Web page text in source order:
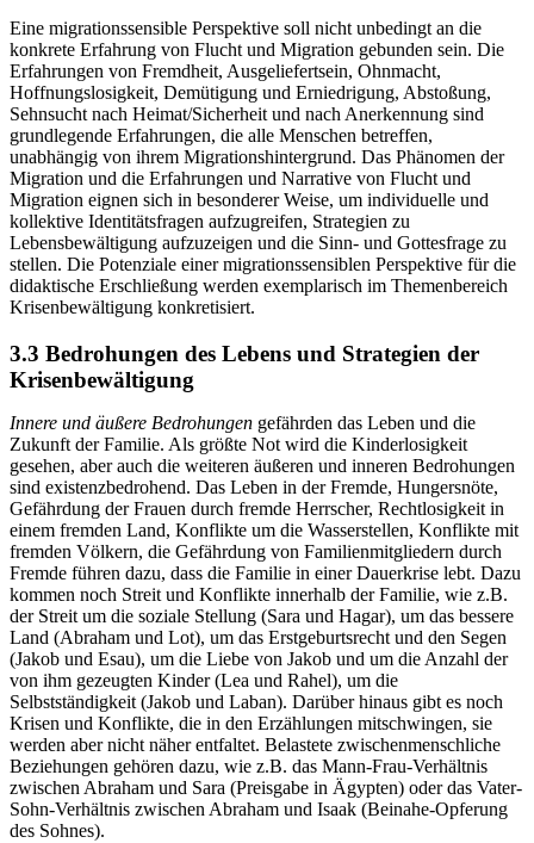
Eine migrationssensible Perspektive soll nicht unbedingt an die
konkrete Erfahrung von Flucht und Migration gebunden sein. Die
Erfahrungen von Fremdheit, Ausgeliefertsein, Ohnmacht,
Hoffnungslosigkeit, Demütigung und Erniedrigung, Abstoßung,
Sehnsucht nach Heimat/Sicherheit und nach Anerkennung sind
grundlegende Erfahrungen, die alle Menschen betreffen,
unabhängig von ihrem Migrationshintergrund. Das Phänomen der
Migration und die Erfahrungen und Narrative von Flucht und
Migration eignen sich in besonderer Weise, um individuelle und
kollektive Identitätsfragen aufzugreifen, Strategien zu
Lebensbewältigung aufzuzeigen und die Sinn- und Gottesfrage zu
stellen. Die Potenziale einer migrationssensiblen Perspektive für die
didaktische Erschließung werden exemplarisch im Themenbereich
Krisenbewältigung konkretisiert.
3.3 Bedrohungen des Lebens und Strategien der
Krisenbewältigung
Innere und äußere Bedrohungen gefährden das Leben und die
Zukunft der Familie. Als größte Not wird die Kinderlosigkeit
gesehen, aber auch die weiteren äußeren und inneren Bedrohungen
sind existenzbedrohend. Das Leben in der Fremde, Hungersnöte,
Gefährdung der Frauen durch fremde Herrscher, Rechtlosigkeit in
einem fremden Land, Konflikte um die Wasserstellen, Konflikte mit
fremden Völkern, die Gefährdung von Familienmitgliedern durch
Fremde führen dazu, dass die Familie in einer Dauerkrise lebt. Dazu
kommen noch Streit und Konflikte innerhalb der Familie, wie z.B.
der Streit um die soziale Stellung (Sara und Hagar), um das bessere
Land (Abraham und Lot), um das Erstgeburtsrecht und den Segen
(Jakob und Esau), um die Liebe von Jakob und um die Anzahl der
von ihm gezeugten Kinder (Lea und Rahel), um die
Selbstständigkeit (Jakob und Laban). Darüber hinaus gibt es noch
Krisen und Konflikte, die in den Erzählungen mitschwingen, sie
werden aber nicht näher entfaltet. Belastete zwischenmenschliche
Beziehungen gehören dazu, wie z.B. das Mann-Frau-Verhältnis
zwischen Abraham und Sara (Preisgabe in Ägypten) oder das Vater-
Sohn-Verhältnis zwischen Abraham und Isaak (Beinahe-Opferung
des Sohnes).